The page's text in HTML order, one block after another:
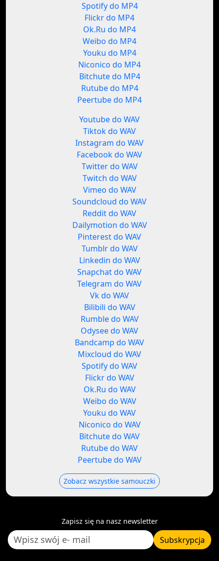
Spotify do MP4
Flickr do MP4
Ok.Ru do MP4
Weibo do MP4
Youku do MP4
Niconico do MP4
Bitchute do MP4
Rutube do MP4
Peertube do MP4
Youtube do WAV
Tiktok do WAV
Instagram do WAV
Facebook do WAV
Twitter do WAV
Twitch do WAV
Vimeo do WAV
Soundcloud do WAV
Reddit do WAV
Dailymotion do WAV
Pinterest do WAV
Tumblr do WAV
Linkedin do WAV
Snapchat do WAV
Telegram do WAV
Vk do WAV
Bilibili do WAV
Rumble do WAV
Odysee do WAV
Bandcamp do WAV
Mixcloud do WAV
Spotify do WAV
Flickr do WAV
Ok.Ru do WAV
Weibo do WAV
Youku do WAV
Niconico do WAV
Bitchute do WAV
Rutube do WAV
Peertube do WAV
Zobacz wszystkie samouczki
Zapisz się na nasz newsletter
Subskrypcja